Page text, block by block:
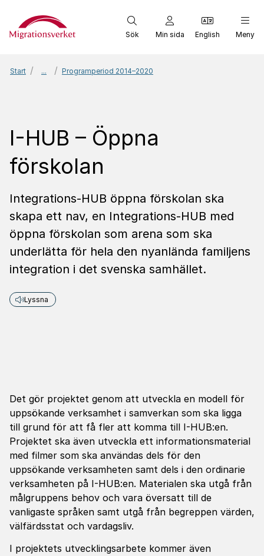
Start
Sök Min sida English Meny
Start ... Programperiod 2014–2020
I-HUB – Öppna
förskolan
Integrations-HUB öppna förskolan ska
skapa ett nav, en Integrations-HUB med
öppna förskolan som arena som ska
underlätta för hela den nyanlända familjens
integration i det svenska samhället.
Lyssna
Det gör projektet genom att utveckla en modell för
uppsökande verksamhet i samverkan som ska ligga
till grund för att få fler att komma till I-HUB:en.
Projektet ska även utveckla ett informationsmaterial
med filmer som ska användas dels för den
uppsökande verksamheten samt dels i den ordinarie
verksamheten på I-HUB:en. Materialen ska utgå från
målgruppens behov och vara översatt till de
vanligaste språken samt utgå från begreppen värden,
välfärdsstat och vardagsliv.
I projektets utvecklingsarbete kommer även